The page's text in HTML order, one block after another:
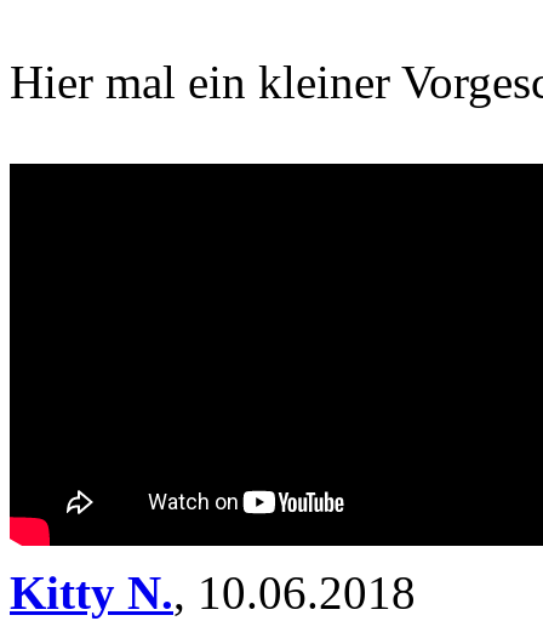
Hier mal ein kleiner
Kitty N., 10.06.2018